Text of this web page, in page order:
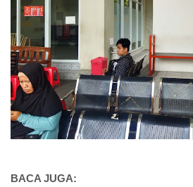
BACA JUGA: